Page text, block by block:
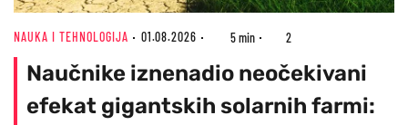
NAUKA I TEHNOLOGIJA 01.08.2026 5 min 2
Naučnike iznenadio neočekivani
efekat gigantskih solarnih farmi: